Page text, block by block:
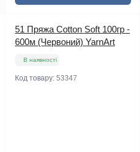
51 Пряжа Cotton Soft 100гр -
600м (Червоний) YarnArt
В наявності
Код товару: 53347